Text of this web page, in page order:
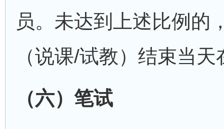
员。未达到上述比例的
（说课/试教）结束当
（六）笔试